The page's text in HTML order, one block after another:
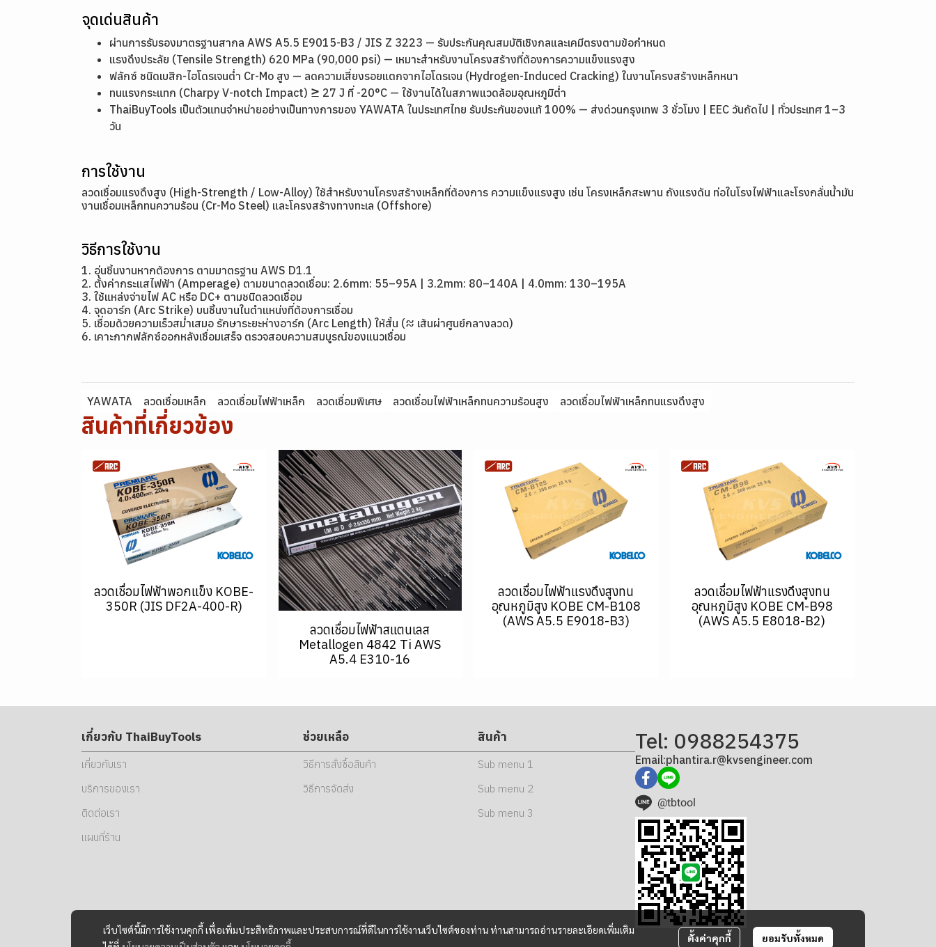
จุดเด่นสินค้า
ผ่านการรับรองมาตรฐานสากล AWS A5.5 E9015-B3 / JIS Z 3223 — รับประกันคุณสมบัติเชิงกลและเคมีตรงตามข้อกำหนด
แรงดึงประลัย (Tensile Strength) 620 MPa (90,000 psi) — เหมาะสำหรับงานโครงสร้างที่ต้องการความแข็งแรงสูง
ฟลักซ์ ชนิดเบสิก-ไฮโดรเจนต่ำ Cr-Mo สูง — ลดความเสี่ยงรอยแตกจากไฮโดรเจน (Hydrogen-Induced Cracking) ในงานโครงสร้างเหล็กหนา
ทนแรงกระแทก (Charpy V-notch Impact) ≥ 27 J ที่ -20°C — ใช้งานได้ในสภาพแวดล้อมอุณหภูมิต่ำ
ThaiBuyTools เป็นตัวแทนจำหน่ายอย่างเป็นทางการของ YAWATA ในประเทศไทย รับประกันของแท้ 100% — ส่งด่วนกรุงเทพ 3 ชั่วโมง | EEC วันถัดไป | ทั่วประเทศ 1–3
วัน
การใช้งาน
ลวดเชื่อมแรงดึงสูง (High-Strength / Low-Alloy) ใช้สำหรับงานโครงสร้างเหล็กที่ต้องการ ความแข็งแรงสูง เช่น โครงเหล็กสะพาน ถังแรงดัน ท่อในโรงไฟฟ้าและโรงกลั่นน้ำมัน
งานเชื่อมเหล็กทนความร้อน (Cr-Mo Steel) และโครงสร้างทางทะเล (Offshore)
วิธีการใช้งาน
1. อุ่นชิ้นงานหากต้องการ ตามมาตรฐาน AWS D1.1
2. ตั้งค่ากระแสไฟฟ้า (Amperage) ตามขนาดลวดเชื่อม: 2.6mm: 55–95A | 3.2mm: 80–140A | 4.0mm: 130–195A
3. ใช้แหล่งจ่ายไฟ AC หรือ DC+ ตามชนิดลวดเชื่อม
4. จุดอาร์ก (Arc Strike) บนชิ้นงานในตำแหน่งที่ต้องการเชื่อม
5. เชื่อมด้วยความเร็วสม่ำเสมอ รักษาระยะห่างอาร์ก (Arc Length) ให้สั้น (≈ เส้นผ่าศูนย์กลางลวด)
6. เคาะกากฟลักซ์ออกหลังเชื่อมเสร็จ ตรวจสอบความสมบูรณ์ของแนวเชื่อม
YAWATA ลวดเชื่อมเหล็ก ลวดเชื่อมไฟฟ้าเหล็ก ลวดเชื่อมพิเศษ ลวดเชื่อมไฟฟ้าเหล็กทนความร้อนสูง ลวดเชื่อมไฟฟ้าเหล็กทนแรงดึงสูง
สินค้าที่เกี่ยวข้อง
ลวดเชื่อมไฟฟ้าพอกแข็ง KOBE-
350R (JIS DF2A-400-R)
ลวดเชื่อมไฟฟ้าสแตนเลส
Metallogen 4842 Ti AWS
A5.4 E310-16
ลวดเชื่อมไฟฟ้าแรงดึงสูงทน
อุณหภูมิสูง KOBE CM-B108
(AWS A5.5 E9018-B3)
ลวดเชื่อมไฟฟ้าแรงดึงสูงทน
อุณหภูมิสูง KOBE CM-B98
(AWS A5.5 E8018-B2)
เว็บไซต์นี้มีการใช้งานคุกกี้ เพื่อเพิ่มประสิทธิภาพและประสบการณ์ที่ดีในการใช้งานเว็บไซต์ของท่าน ท่านสามารถอ่านรายละเอียดเพิ่มเติม
ตั้งค่าคุกกี้ ยอมรับทั้งหมด
เกี่ยวกับ ThaiBuyTools
เกี่ยวกับเรา
บริการของเรา
ติดต่อเรา
แผนที่ร้าน
ช่วยเหลือ
วิธีการสั่งซื้อสินค้า
วิธีการจัดส่ง
สินค้า
Sub menu 1
Sub menu 2
Sub menu 3
Tel: 0988254375
Email:phantira.r@kvsengineer.com
@tbtool